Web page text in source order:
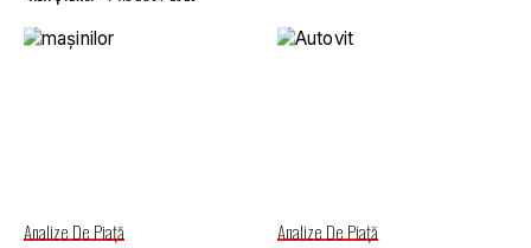
Analize De Piață Analize De Piață